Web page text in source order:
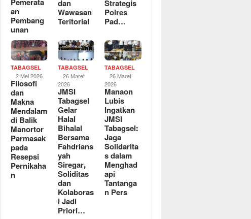
an
Pembang
unan
dan
Wawasan
Teritorial
Strategis
Polres
Pad…
TABAGSEL
2 Mei 2026
Filosofi
dan
Makna
Mendalam
di Balik
Manortor
Parmasak
pada
Resepsi
Pernikaha
n
TABAGSEL
26 Maret
2026
JMSI
Tabagsel
Gelar
Halal
Bihalal
Bersama
Fahdrians
yah
Siregar,
Soliditas
dan
Kolaboras
i Jadi
Priori…
TABAGSEL
26 Maret
2026
Manaon
Lubis
Ingatkan
JMSI
Tabagsel:
Jaga
Solidarita
s dalam
Menghad
api
Tantanga
n Pers